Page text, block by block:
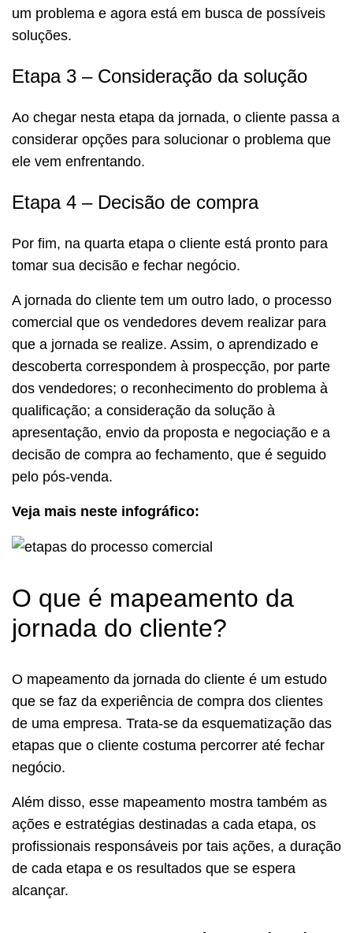
um problema e agora está em busca de possíveis
soluções.
Etapa 3 – Consideração da solução
Ao chegar nesta etapa da jornada, o cliente passa a
considerar opções para solucionar o problema que
ele vem enfrentando.
Etapa 4 – Decisão de compra
Por fim, na quarta etapa o cliente está pronto para
tomar sua decisão e fechar negócio.
A jornada do cliente tem um outro lado, o processo
comercial que os vendedores devem realizar para
que a jornada se realize. Assim, o aprendizado e
descoberta correspondem à prospecção, por parte
dos vendedores; o reconhecimento do problema à
qualificação; a consideração da solução à
apresentação, envio da proposta e negociação e a
decisão de compra ao fechamento, que é seguido
pelo pós-venda.
Veja mais neste infográfico:
O que é mapeamento da
jornada do cliente?
O mapeamento da jornada do cliente é um estudo
que se faz da experiência de compra dos clientes
de uma empresa. Trata-se da esquematização das
etapas que o cliente costuma percorrer até fechar
negócio.
Além disso, esse mapeamento mostra também as
ações e estratégias destinadas a cada etapa, os
profissionais responsáveis por tais ações, a duração
de cada etapa e os resultados que se espera
alcançar.